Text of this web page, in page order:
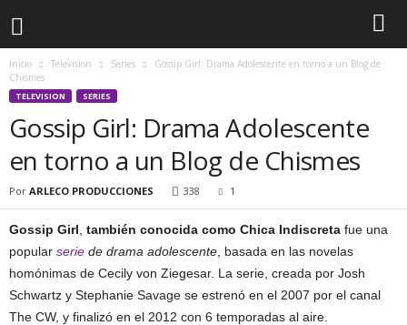
Inicio Television Series
Gossip Girl: Drama Adolescente en torno a un Blog de
Chismes
TELEVISION SERIES
Gossip Girl: Drama Adolescente
en torno a un Blog de Chismes
Por ARLECO PRODUCCIONES 338 1
Gossip Girl también conocida como Chica Indiscreta fue una
popular serie de drama adolescente , basada en las novelas
homónimas de Cecily von Ziegesar. La serie, creada por Josh
Schwartz y Stephanie Savage se estrenó en el 2007 por el canal
The CW, y finalizó en el 2012 con 6 temporadas al aire.